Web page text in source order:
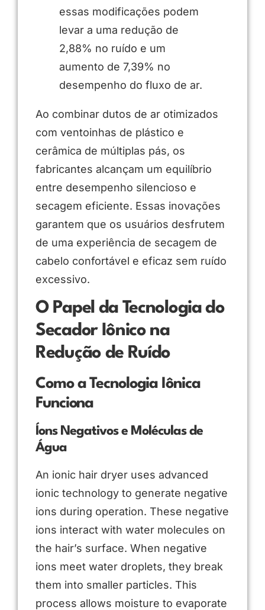
essas modificações podem
levar a uma redução de
2,88% no ruído e um
aumento de 7,39% no
desempenho do fluxo de ar.
Ao combinar dutos de ar otimizados
com ventoinhas de plástico e
cerâmica de múltiplas pás, os
fabricantes alcançam um equilíbrio
entre desempenho silencioso e
secagem eficiente. Essas inovações
garantem que os usuários desfrutem
de uma experiência de secagem de
cabelo confortável e eficaz sem ruído
excessivo.
O Papel da Tecnologia do
Secador Iônico na
Redução de Ruído
Como a Tecnologia Iônica
Funciona
Íons Negativos e Moléculas de
Água
An ionic hair dryer uses advanced
ionic technology to generate negative
ions during operation. These negative
ions interact with water molecules on
the hair’s surface. When negative
ions meet water droplets, they break
them into smaller particles. This
process allows moisture to evaporate